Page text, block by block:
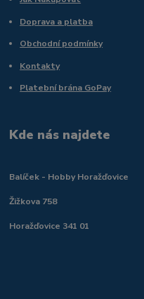
Doprava a platba
Obchodní podmínky
Kontakty
Platební brána GoPay
Kde nás najdete
Balíček - Hobby Horažďovice
Žižkova 758
Horažďovice 341 01